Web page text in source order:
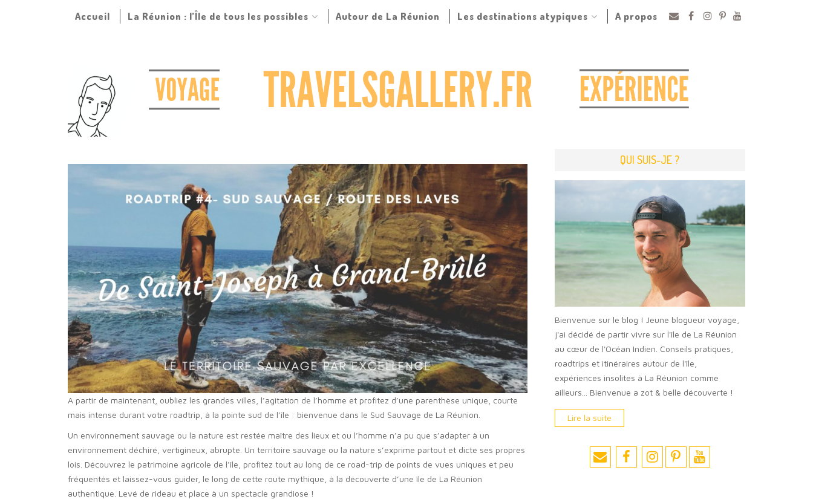
Accueil La Réunion : l’Île de tous les possibles Autour de La Réunion Les destinations atypiques A propos
A partir de maintenant, oubliez les grandes villes, l’agitation de l’homme et profitez d’une parenthèse unique, courte
mais intense durant votre roadtrip, à la pointe sud de l’île : bienvenue dans le Sud Sauvage de La Réunion.
Un environnement sauvage ou la nature est restée maître des lieux et ou l’homme n’a pu que s’adapter à un
environnement déchiré, vertigineux, abrupte. Un territoire sauvage ou la nature s’exprime partout et dicte ses propres
lois. Découvrez le patrimoine agricole de l’île, profitez tout au long de ce road-trip de points de vues uniques et peu
fréquentés et laissez-vous guider, le long de cette route mythique, à la découverte d’une île de La Réunion
authentique. Levé de rideau et place à un spectacle grandiose !
QUI SUIS-JE ?
Bienvenue sur le blog ! Jeune blogueur voyage,
j'ai décidé de partir vivre sur l'île de La Réunion
au cœur de l'Océan Indien. Conseils pratiques,
roadtrips et itinéraires autour de l'île,
expériences insolites à La Réunion comme
ailleurs... Bienvenue a zot & belle découverte !
Lire la suite